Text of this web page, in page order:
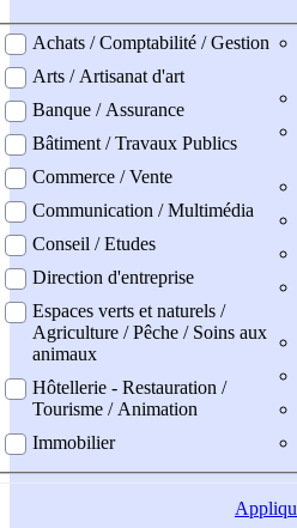
professionel
Achats / Comptabilité / Gestion
Arts / Artisanat d'art
Banque / Assurance
Bâtiment / Travaux Publics
Commerce / Vente
Communication / Multimédia
Conseil / Etudes
Direction d'entreprise
Espaces verts et naturels /
Agriculture / Pêche / Soins aux
animaux
Hôtellerie - Restauration /
Tourisme / Animation
Immobilier